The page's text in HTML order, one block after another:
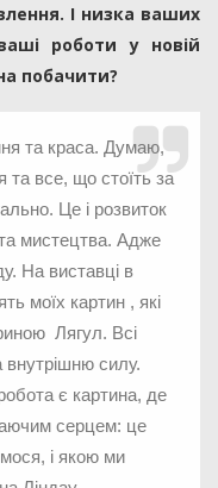
І низка ваших
роботи у новій
побачити?
та краса. Думаю,
та все, що стоїть за
Це і розвиток
та мистецтва. Адже
На виставці в
моїх картин , які
Лягул. Всі
внутрішню силу.
є картина, де
серцем: це
і якою ми